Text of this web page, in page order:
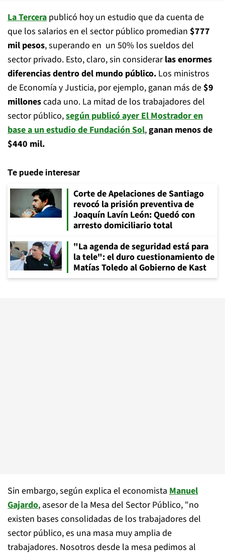
La Tercera publicó hoy un estudio que da cuenta de
que los salarios en el sector público promedian $777
mil pesos, superando en un 50% los sueldos del
sector privado. Esto, claro, sin considerarlas enormes
diferencias dentro del mundo público. Los ministros
de Economía y Justicia, por ejemplo, ganan más de$9
millonescada uno. La mitad de los trabajadores del
sector público,según publicó ayer El Mostrador en
base a un estudio de Fundación Sol,ganan menos de
$440 mil.
Te puede interesar
Corte de Apelaciones de Santiago
revocó la prisión preventiva de
Joaquín Lavín León: Quedó con
arresto domiciliario total
"La agenda de seguridad está para
la tele": el duro cuestionamiento de
Matías Toledo al Gobierno de Kast
Sin embargo, según explica el economista Manuel
Gajardo, asesor de la Mesa del Sector Público, "no
existen bases consolidadas de los trabajadores del
sector público, es una masa muy amplia de
trabajadores. Nosotros desde la mesa pedimos al